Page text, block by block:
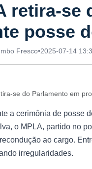
retira-se
posse
Fresco•2025-07-14
se do Parlamento em
a cerimônia de posse
o MPLA, partido no
ao cargo.
irregularidades.